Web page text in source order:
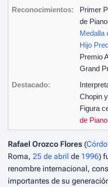
Reconocimientos:
Primer
de
Medalla
Hijo
Premio
Grand
Destacado:
Chopin
Figura
de
Rafael Orozco Flores (
Roma, 25 de abril de 1996)
renombre internacional,
importantes de su